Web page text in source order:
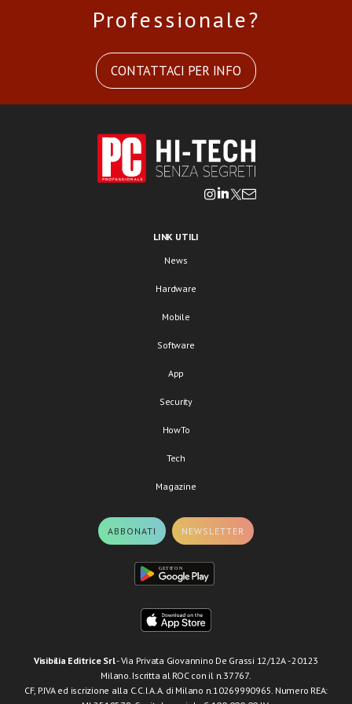
Professionale?
CONTATTACI PER INFO
LINK UTILI
News
Hardware
Mobile
Software
App
Security
HowTo
Tech
Magazine
ABBONATI NEWSLETTER
Visibilia Editrice Srl- Via Privata Giovannino De Grassi 12/12A - 20123
Milano. Iscritta al ROC con il n.37767.
CF, P.IVA ed iscrizione alla C.C.I.A.A. di Milano n.10269990965. Numero REA: